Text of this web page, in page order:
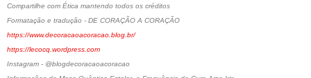
Compartilhe com Ética mantendo todos os créditos
Formatação e tradução - DE CORAÇÃO A CORAÇÃO
https://www.decoracaoacoracao.blog.br/
https://lecocq.wordpress.com
Instagram - @blogdecoracaoacoracao